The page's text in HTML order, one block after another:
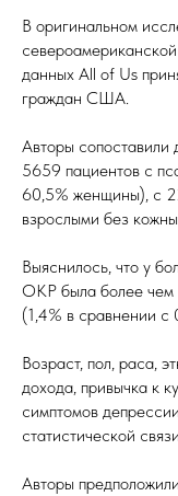
В оригинальном
данных All of Us
граждан США.
Авторы сопоставили
5659 пациентов с
60,5% женщины), с
взрослыми без
Выяснилось, что у
ОКР была более чем
(1,4% в сравнении с
Возраст, пол, раса,
дохода, привычка к
симптомов
статистической
Авторы